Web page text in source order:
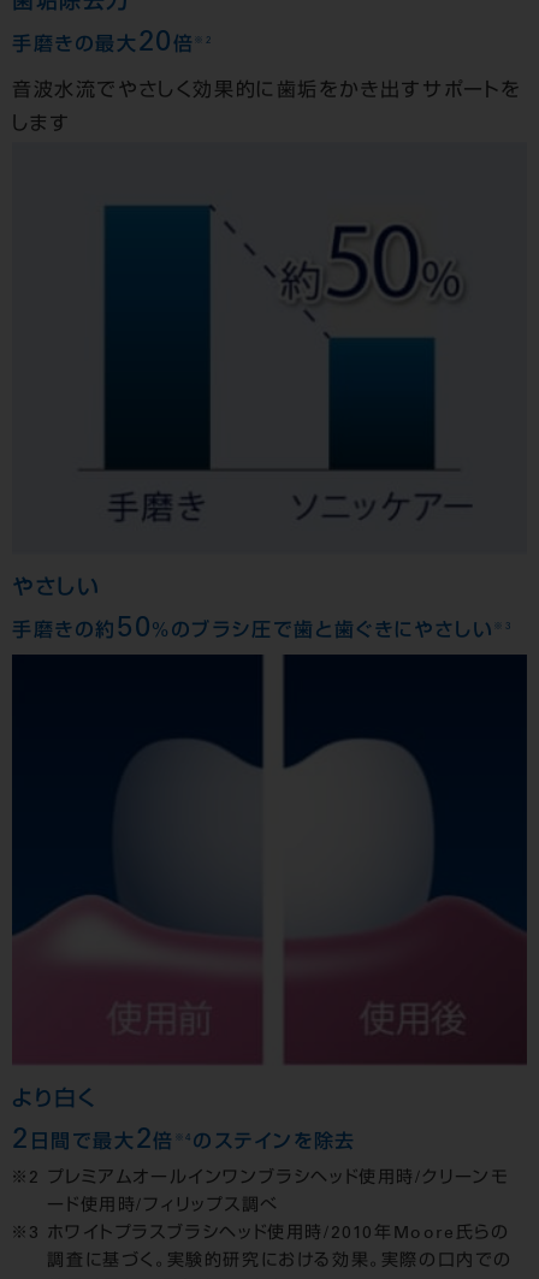
手磨きの最大 20倍 ※2
音波水流でやさしく効果的に歯垢をかき出すサポートを
します
やさしい
手磨きの約 50%のブラシ圧で歯と歯ぐきにやさしい ※3
より白く
2 日間で最大 2倍 ※4 のステインを除去
プレミアムオールインワンブラシヘッド使用時/クリーンモ
ード使用時/フィリップス調べ
ホワイトプラスブラシヘッド使用時/2010年Moore氏らの
調査に基づく。実験的研究における効果。実際の口内での